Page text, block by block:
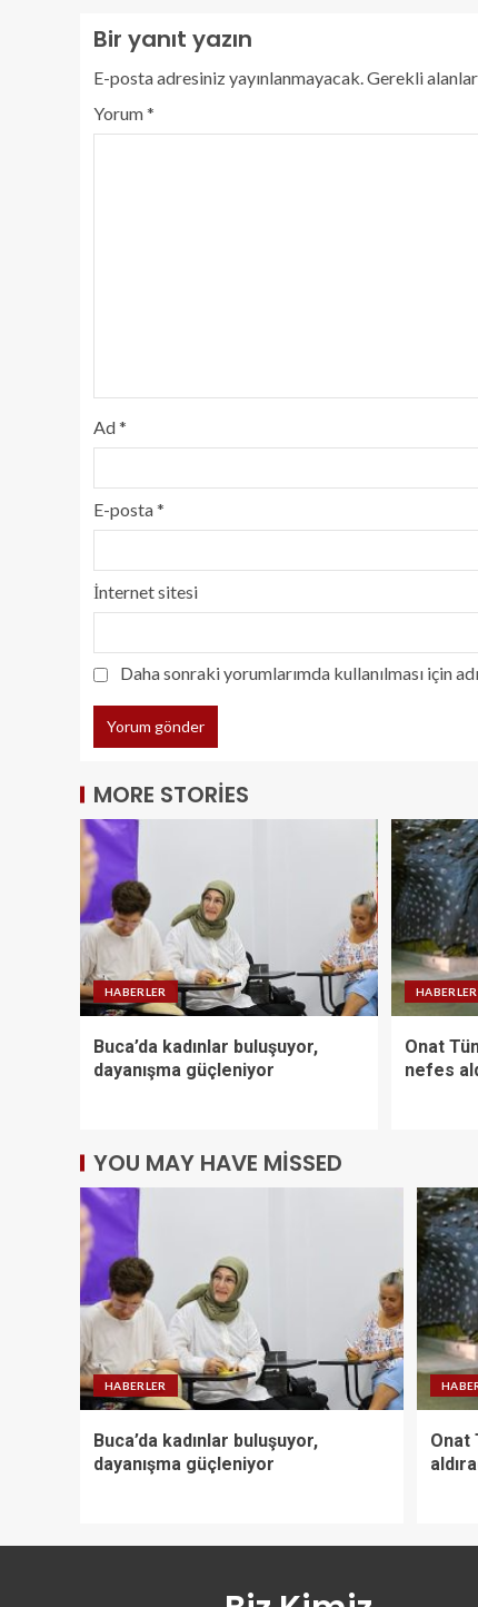
Bir yanıt yazın
E-posta adresiniz yayınlanmayacak.Gerekli alanlar
Yorum*
Ad*
E-posta*
İnternet sitesi
Daha sonraki yorumlarımda kullanılması için
MORE STORIES
HABERLER
Buca’da kadınlar buluşuyor,
dayanışma güçleniyor
HABERLER
Onat
nefes
YOU MAY HAVE MISSED
HABERLER
Buca’da kadınlar buluşuyor,
dayanışma güçleniyor
Onat